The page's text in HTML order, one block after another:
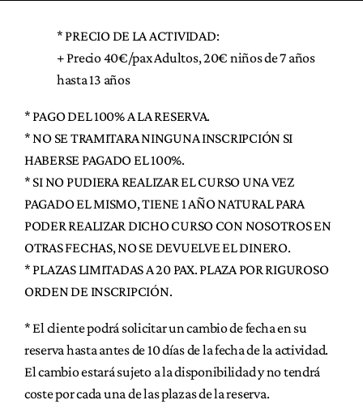
* PRECIO DE LA ACTIVIDAD:
+ Precio 40€/pax Adultos, 20€ niños de 7 años
hasta 13 años
* PAGO DEL 100% A LA RESERVA.
* NO SE TRAMITARA NINGUNA INSCRIPCIÓN SI
HABERSE PAGADO EL 100%.
* SI NO PUDIERA REALIZAR EL CURSO UNA VEZ
PAGADO EL MISMO, TIENE 1 AÑO NATURAL PARA
PODER REALIZAR DICHO CURSO CON NOSOTROS EN
OTRAS FECHAS, NO SE DEVUELVE EL DINERO.
* PLAZAS LIMITADAS A 20 PAX. PLAZA POR RIGUROSO
ORDEN DE INSCRIPCIÓN.
* El cliente podrá solicitar un cambio de fecha en su
reserva hasta antes de 10 días de la fecha de la actividad.
El cambio estará sujeto a la disponibilidad y no tendrá
coste por cada una de las plazas de la reserva.